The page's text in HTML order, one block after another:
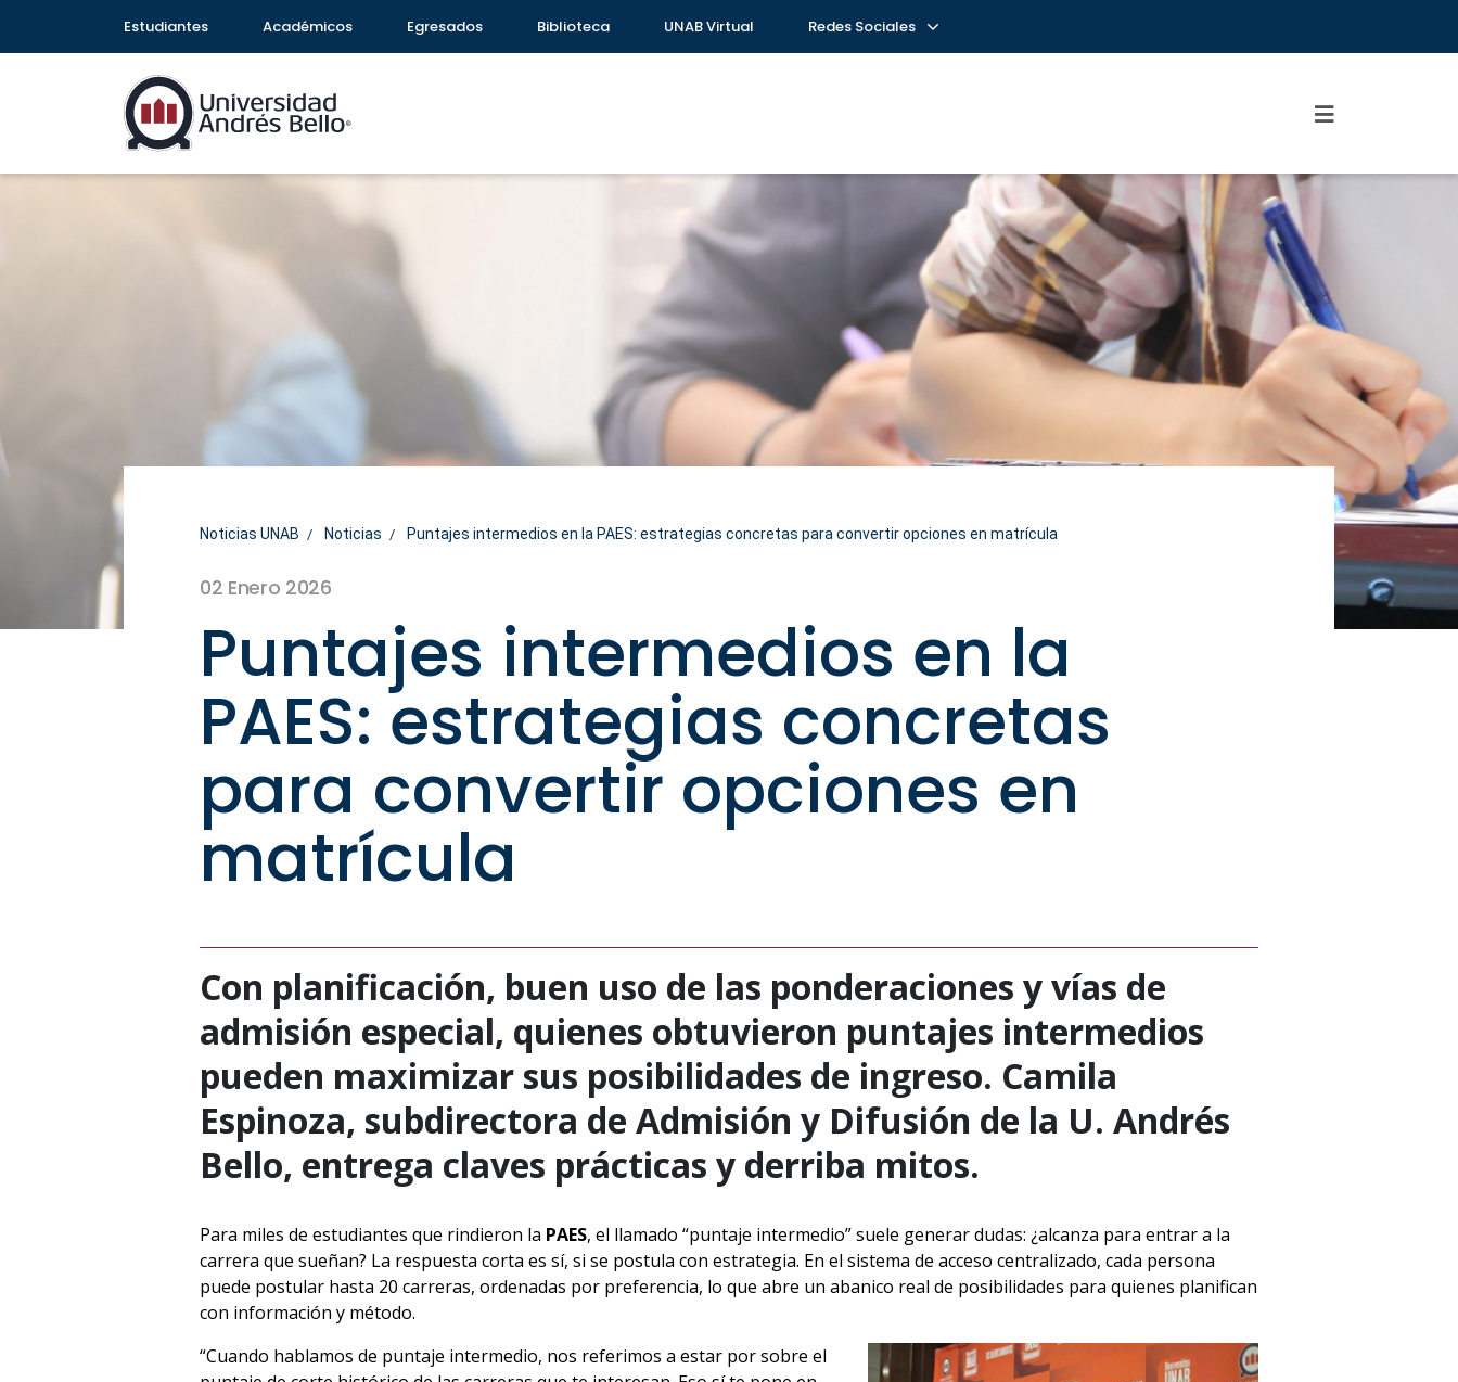
Estudiantes Académicos Egresados Biblioteca UNAB Virtual Redes Sociales
Noticias UNAB Noticias Puntajes intermedios en la PAES: estrategias concretas para convertir opciones en matrícula
02 Enero 2026
Puntajes intermedios en la
PAES: estrategias concretas
para convertir opciones en
matrícula
Con planificación, buen uso de las ponderaciones y vías de
admisión especial, quienes obtuvieron puntajes intermedios
pueden maximizar sus posibilidades de ingreso. Camila
Espinoza, subdirectora de Admisión y Difusión de la U. Andrés
Bello, entrega claves prácticas y derriba mitos.
Para miles de estudiantes que rindieron la PAES, el llamado “puntaje intermedio” suele generar dudas: ¿alcanza para entrar a la
carrera que sueñan? La respuesta corta es sí, si se postula con estrategia. En el sistema de acceso centralizado, cada persona
puede postular hasta 20 carreras, ordenadas por preferencia, lo que abre un abanico real de posibilidades para quienes planifican
con información y método.
“Cuando hablamos de puntaje intermedio, nos referimos a estar por sobre el